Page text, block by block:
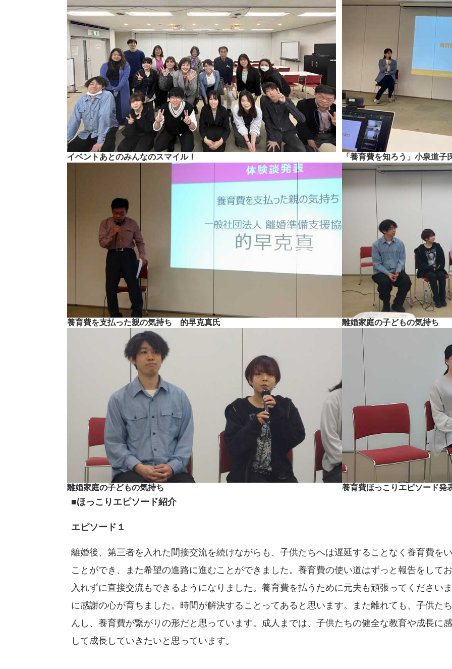
イベントあとのみんなのスマイル！ 「養育費を知ろう」小泉道子
養育費を支払った親の気持ち 的早克真氏 離婚家庭の子どもの気持ち
離婚家庭の子どもの気持ち 養育費ほっこりエピソード発
■ほっこりエピソード紹介
エピソード１
離婚後、第三者を入れた間接交流を続けながらも、子供たちへは遅延することなく養育費を
ことができ、また希望の進路に進むことができました。養育費の使い道はずっと報告をして
入れずに直接交流もできるようになりました。養育費を払うために元夫も頑張ってください
に感謝の心が育ちました。時間が解決することってあると思います。また離れても、子供た
んし、養育費が繋がりの形だと思っています。成人までは、子供たちの健全な教育や成長に
して成長していきたいと思っています。